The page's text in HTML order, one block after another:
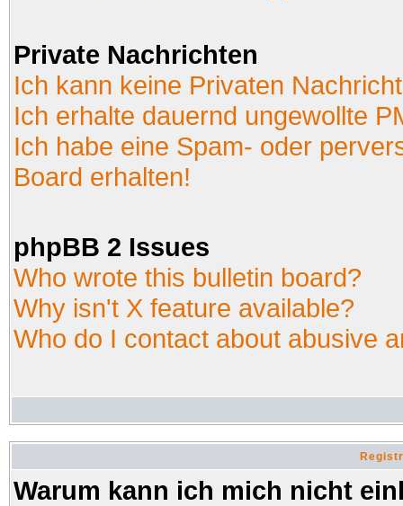
Private Nachrichten
Ich kann keine Privaten
Ich erhalte dauernd ungewollte
Ich habe eine Spam- oder
Board erhalten!
phpBB 2 Issues
Who wrote this bulletin board?
Why isn't X feature available?
Who do I contact about abusive
Warum kann ich mich nicht